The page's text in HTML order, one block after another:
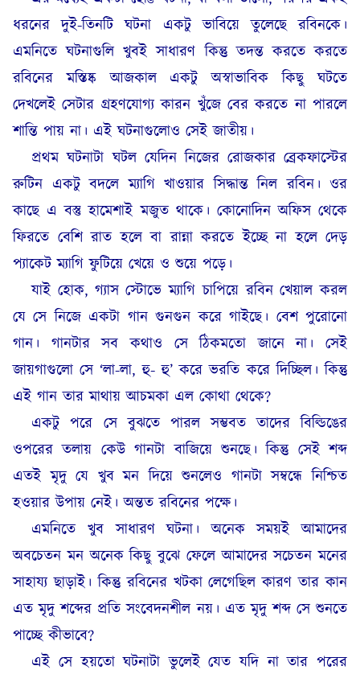
ধরনের দুই-তিনটি ঘটনা একটু ভাবিয়ে তুলেছে রবিনকে।
এমনিতে ঘটনাগুলি খুবই সাধারণ কিন্তু তদন্ত করতে করতে
রবিনের মস্তিষ্ক আজকাল একটু অস্বাভাবিক কিছু ঘটতে
দেখলেই সেটার গ্রহণযোগ্য কারন খুঁজে বের করতে না পারলে
শান্তি পায় না। এই ঘটনাগুলোও সেই জাতীয়।
প্রথম ঘটনাটা ঘটল যেদিন নিজের রোজকার ব্রেকফাস্টের
রুটিন একটু বদলে ম্যাগি খাওয়ার সিদ্ধান্ত নিল রবিন। ওর
কাছে এ বস্তু হামেশাই মজুত থাকে। কোনোদিন অফিস থেকে
ফিরতে বেশি রাত হলে বা রান্না করতে ইচ্ছে না হলে দেড়
প্যাকেট ম্যাগি ফুটিয়ে খেয়ে ও শুয়ে পড়ে।
যাই হোক, গ্যাস স্টোভে ম্যাগি চাপিয়ে রবিন খেয়াল করল
যে সে নিজে একটা গান গুনগুন করে গাইছে। বেশ পুরোনো
গান। গানটার সব কথাও সে ঠিকমতো জানে না। সেই
জায়গাগুলো সে ‘লা-লা, হু- হু’ করে ভরতি করে দিচ্ছিল। কিন্তু
এই গান তার মাথায় আচমকা এল কোথা থেকে?
একটু পরে সে বুঝতে পারল সম্ভবত তাদের বিল্ডিঙের
ওপরের তলায় কেউ গানটা বাজিয়ে শুনছে। কিন্তু সেই শব্দ
এতই মৃদু যে খুব মন দিয়ে শুনলেও গানটা সম্বন্ধে নিশ্চিত
হওয়ার উপায় নেই। অন্তত রবিনের পক্ষে।
এমনিতে খুব সাধারণ ঘটনা। অনেক সময়ই আমাদের
অবচেতন মন অনেক কিছু বুঝে ফেলে আমাদের সচেতন মনের
সাহায্য ছাড়াই। কিন্তু রবিনের খটকা লেগেছিল কারণ তার কান
এত মৃদু শব্দের প্রতি সংবেদনশীল নয়। এত মৃদু শব্দ সে শুনতে
পাচ্ছে কীভাবে?
এই সে হয়তো ঘটনাটা ভুলেই যেত যদি না তার পরের